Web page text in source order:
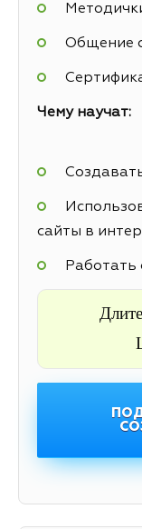
Общение
Чему научат:
сайты в
Работать